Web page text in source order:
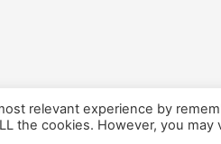
relevant experience by
the cookies. However, you